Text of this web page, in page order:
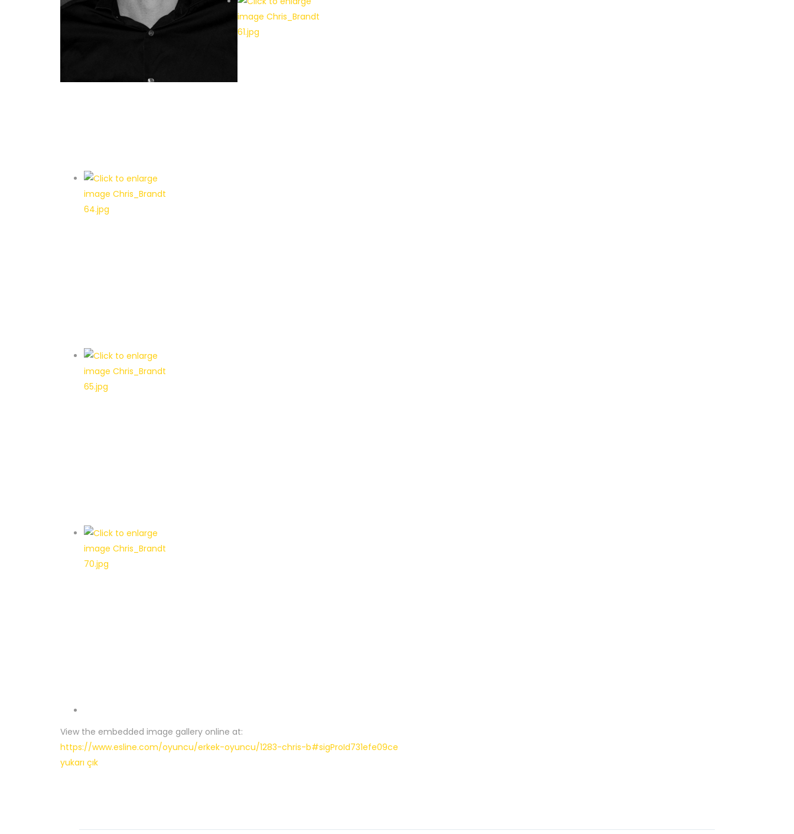
View the embedded image gallery online at:
https://www.esline.com/oyuncu/erkek-oyuncu/1283-chris-b#sigProId731efe09ce
yukarı çık